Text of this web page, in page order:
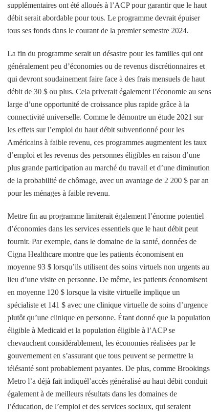
supplémentaires ont été alloués à l’ACP pour garantir que le haut
débit serait abordable pour tous. Le programme devrait épuiser
tous ses fonds dans le courant de la premier semestre 2024.
La fin du programme serait un désastre pour les familles qui ont
généralement peu d’économies ou de revenus discrétionnaires et
qui devront soudainement faire face à des frais mensuels de haut
débit de 30 $ ou plus. Cela priverait également l’économie au sens
large d’une opportunité de croissance plus rapide grâce à la
connectivité universelle. Comme le démontre un étude 2021 sur
les effets sur l’emploi du haut débit subventionné pour les
Américains à faible revenu, ces programmes augmentent les taux
d’emploi et les revenus des personnes éligibles en raison d’une
plus grande participation au marché du travail et d’une diminution
de la probabilité de chômage, avec un avantage de 2 200 $ par an
pour les ménages à faible revenu.
Mettre fin au programme limiterait également l’énorme potentiel
d’économies dans les services essentiels que le haut débit peut
fournir. Par exemple, dans le domaine de la santé, données de
Cigna Healthcare montre que les patients économisent en
moyenne 93 $ lorsqu’ils utilisent des soins virtuels non urgents au
lieu d’une visite en personne. De même, les patients économisent
en moyenne 120 $ lorsque la visite virtuelle implique un
spécialiste et 141 $ avec une clinique virtuelle de soins d’urgence
plutôt qu’une clinique en personne. Étant donné que la population
éligible à Medicaid et la population éligible à l’ACP se
chevauchent considérablement, les économies réalisées par le
gouvernement en s’assurant que tous peuvent se permettre la
télésanté sont probablement payantes. De plus, comme Brookings
Metro l’a déjà fait indiquél’accès généralisé au haut débit conduit
également à de meilleurs résultats dans les domaines de
l’éducation, de l’emploi et des services sociaux, qui seraient